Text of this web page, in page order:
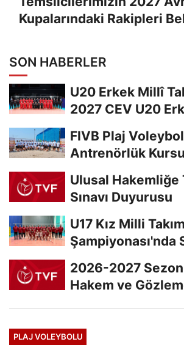
Kupalarındaki Rakipleri
SON HABERLER
U20 Erkek Millî
2027 CEV U20
FIVB Plaj
Antrenörlük
Ulusal Hakemliğe
Sınavı Duyurusu
U17 Kız Milli
Şampiyonası'nda
2026-2027
Hakem ve
PLAJ VOLEYBOLU